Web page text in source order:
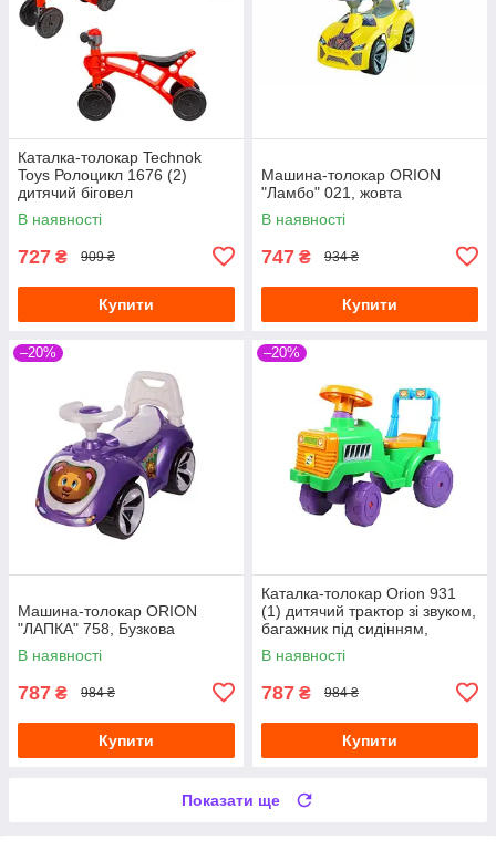
Каталка-толокар Technok
Toys Ролоцикл 1676 (2)
дитячий біговел
чотириколісний мотоцикл,
червоний
В наявності
727 ₴ 909 ₴
Купити
Машина-толокар ORION
"Ламбо" 021, жовта
В наявності
747 ₴ 934 ₴
Купити
–20%
Машина-толокар ORION
"ЛАПКА" 758, Бузкова
В наявності
787 ₴ 984 ₴
Купити
–20%
Каталка-толокар Orion 931
(1) дитячий трактор зі звуком,
багажник під сидінням,
зелений
В наявності
787 ₴ 984 ₴
Купити
Показати ще